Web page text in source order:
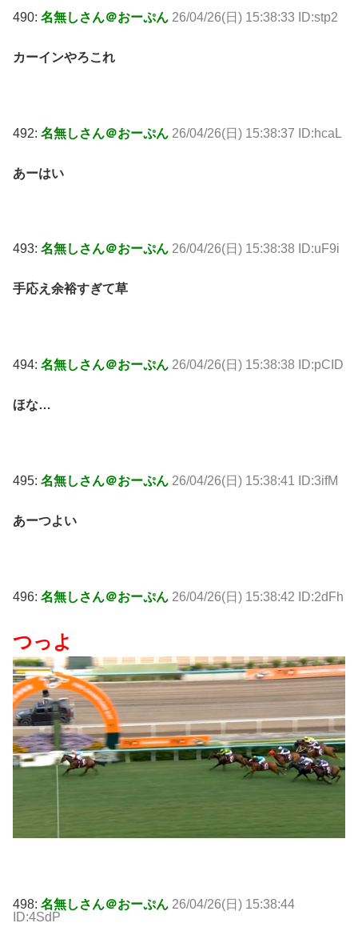
490: 名無しさん＠おーぷん 26/04/26(日) 15:38:33 ID:stp2
カーインやろこれ
492: 名無しさん＠おーぷん 26/04/26(日) 15:38:37 ID:hcaL
あーはい
493: 名無しさん＠おーぷん 26/04/26(日) 15:38:38 ID:uF9i
手応え余裕すぎて草
494: 名無しさん＠おーぷん 26/04/26(日) 15:38:38 ID:pCID
ほな…
495: 名無しさん＠おーぷん 26/04/26(日) 15:38:41 ID:3ifM
あーつよい
496: 名無しさん＠おーぷん 26/04/26(日) 15:38:42 ID:2dFh
つっよ
498: 名無しさん＠おーぷん 26/04/26(日) 15:38:44
ID:4SdP